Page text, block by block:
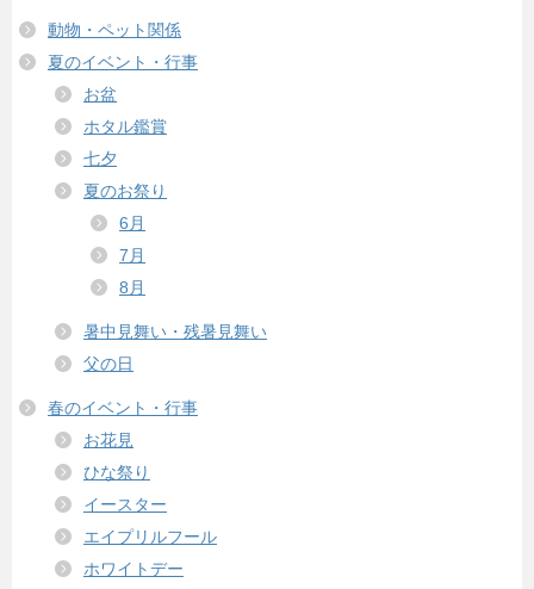
動物・ペット関係
夏のイベント・行事
お盆
ホタル鑑賞
七夕
夏のお祭り
6月
7月
8月
暑中見舞い・残暑見舞い
父の日
春のイベント・行事
お花見
ひな祭り
イースター
エイプリルフール
ホワイトデー